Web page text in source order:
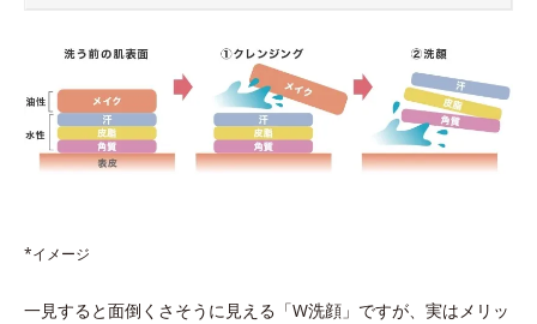
*イメージ
一見すると面倒くさそうに見える「W洗顔」ですが、実はメリッ